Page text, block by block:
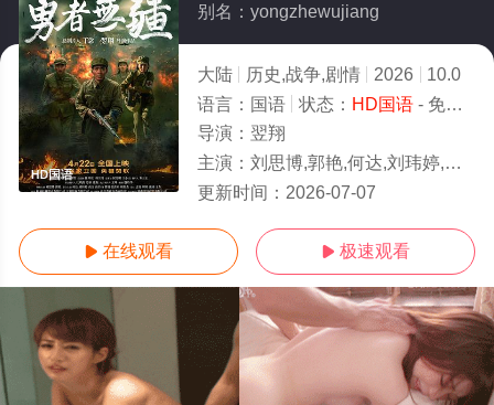
HD国语
别名：yongzhewujiang
大陆 历史,战争,剧情 2026
10.0
语言： 国语 状态： HD国语- 免费在线观看
导演： 翌翔
主演： 刘思博,郭艳,何达,刘玮婷,高文,高名扬,曹羽,张喜来,周奥杰
更新时间： 2026-07-07
 在线观看  极速观看